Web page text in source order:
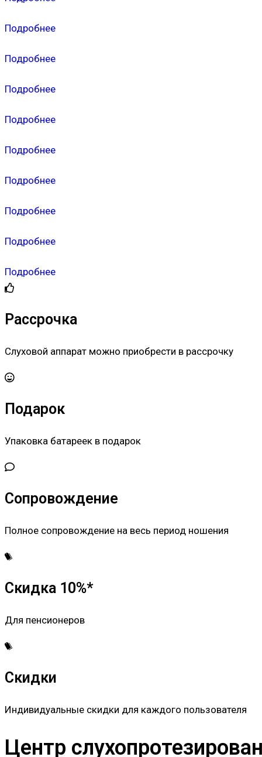
Подробнее
Подробнее
Подробнее
Подробнее
Подробнее
Подробнее
Подробнее
Подробнее
Подробнее
Рассрочка
Слуховой аппарат можно приобрести в рассрочку
Подарок
Упаковка батареек в подарок
Сопровождение
Полное сопровождение на весь период ношения
Скидка 10%*
Для пенсионеров
Скидки
Индивидуальные скидки для каждого пользователя
Центр